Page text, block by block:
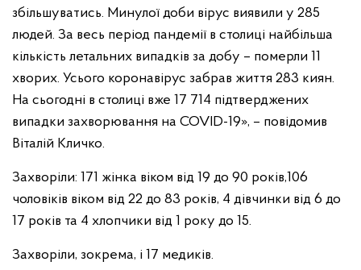
збільшуватись. Минулої доби вірус виявили у 285
людей. За весь період пандемії в столиці найбільша
кількість летальних випадків за добу – померли 11
хворих. Усього коронавірус забрав життя 283 киян.
На сьогодні в столиці вже 17 714 підтверджених
випадки захворювання на COVID-19», – повідомив
Віталій Кличко.
Захворіли: 171 жінка віком від 19 до 90 років,106
чоловіків віком від 22 до 83 рокiв, 4 дівчинки від 6 до
17 років та 4 хлопчики від 1 року до 15.
Захворіли, зокрема, і 17 медиків.